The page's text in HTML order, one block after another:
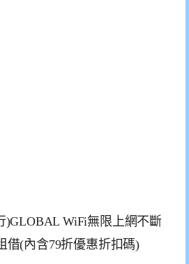
)GLOBAL WiFi無限上網不斷
借(內含79折優惠折扣碼)